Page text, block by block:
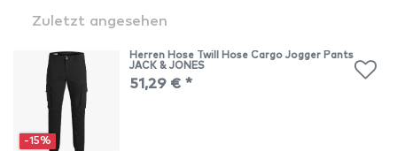
Zuletzt angesehen
-15%
Herren Hose Twill Hose Cargo Jogger Pants
JACK & JONES
51,29 € *